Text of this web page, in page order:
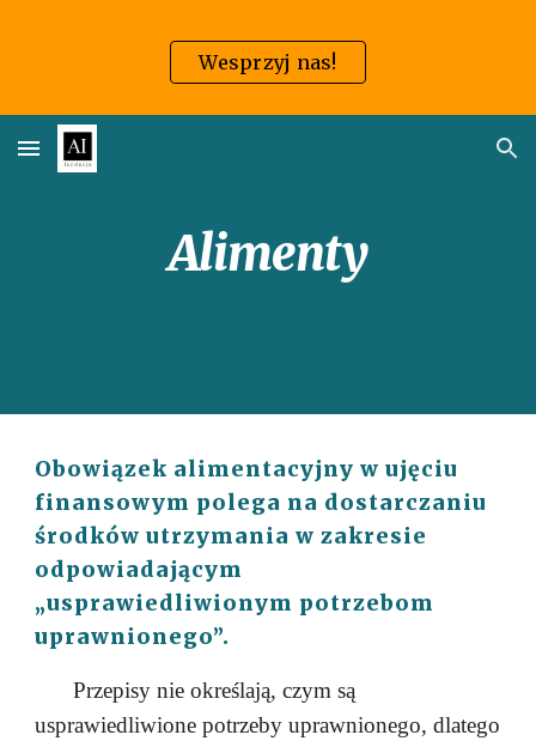
Skip to main content
Wesprzyj nas!
Alimenty
Obowiązek alimentacyjny w ujęciu
finansowym polega na dostarczaniu
środków utrzymania w zakresie
odpowiadającym
„usprawiedliwionym potrzebom
uprawnionego”.
Przepisy nie określają, czym są
usprawiedliwione potrzeby uprawnionego, dlatego